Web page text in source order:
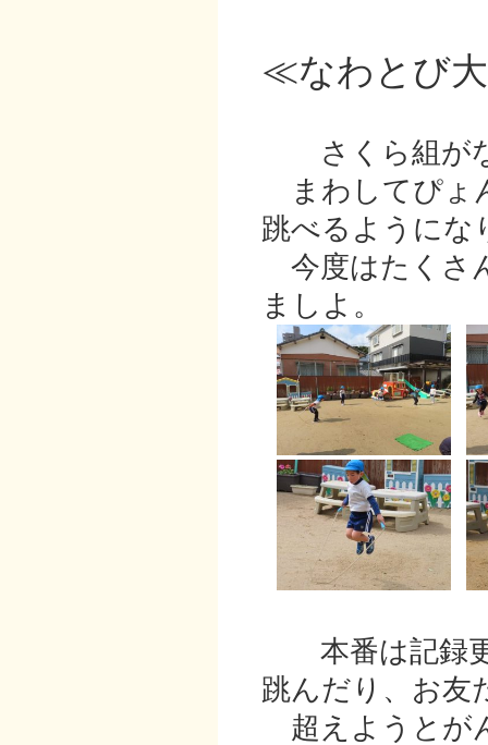
≪なわとび
さくら組がな
まわしてぴょ
跳べるように
今度はたくさ
ましよ。
本番は記録更
跳んだり、お友
超えようとが